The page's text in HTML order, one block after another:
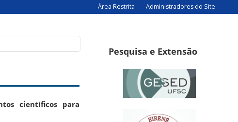
Área Restrita Administradores do Site
científicos para
Pesquisa e Extensão